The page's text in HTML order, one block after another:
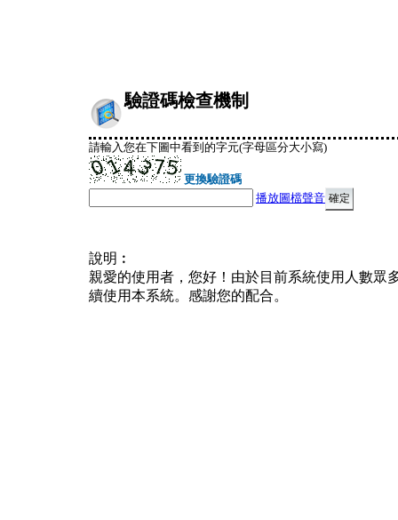
驗證碼檢查機制
請輸入您在下圖中看到的字元(字母區分大小寫)
更換驗證碼
播放圖檔聲音
說明︰
親愛的使用者，您好！由於目前系統使用人數眾
續使用本系統。感謝您的配合。